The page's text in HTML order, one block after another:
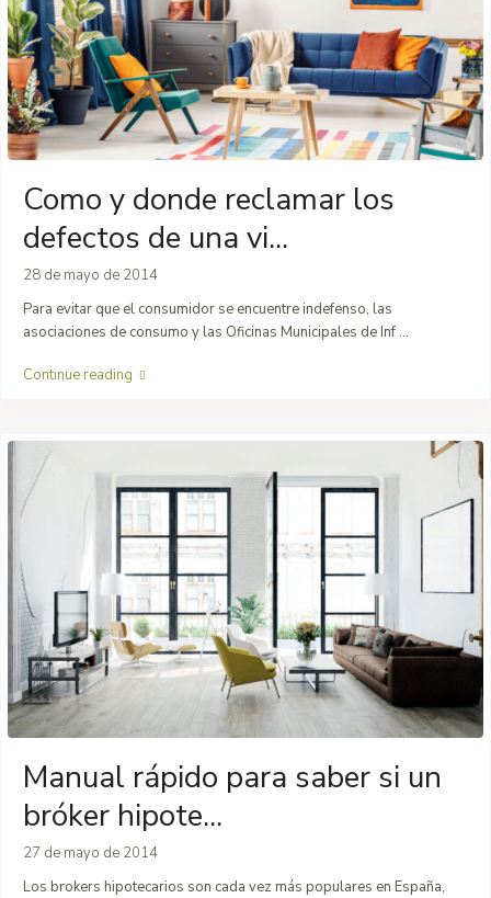
Como y donde reclamar los
defectos de una vi...
28 de mayo de 2014
Para evitar que el consumidor se encuentre indefenso, las
asociaciones de consumo y las Oficinas Municipales de Inf ...
Continue reading
Manual rápido para saber si un
bróker hipote...
27 de mayo de 2014
Los brokers hipotecarios son cada vez más populares en España,